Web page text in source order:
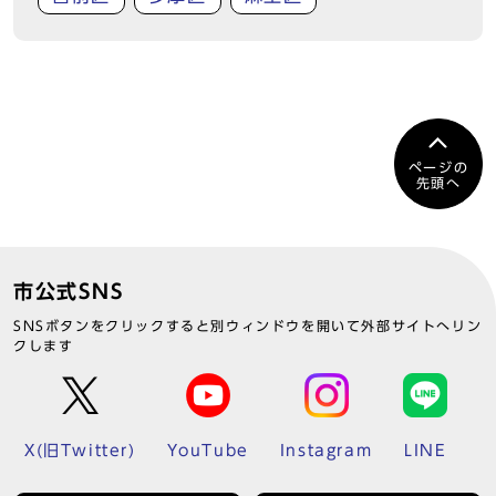
ページの
先頭へ
市公式SNS
SNSボタンをクリックすると別ウィンドウを開いて外部サイトへリン
クします
X(旧Twitter) YouTube Instagram LINE